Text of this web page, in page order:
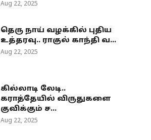
Aug 22, 2025
தெரு நாய் வழக்கில் புதிய
உத்தரவு.. ராகுல் காந்தி வ...
Aug 22, 2025
கில்லாடி லேடி..
கராத்தேயில் விருதுகளை
குவிக்கும் ச...
Aug 22, 2025